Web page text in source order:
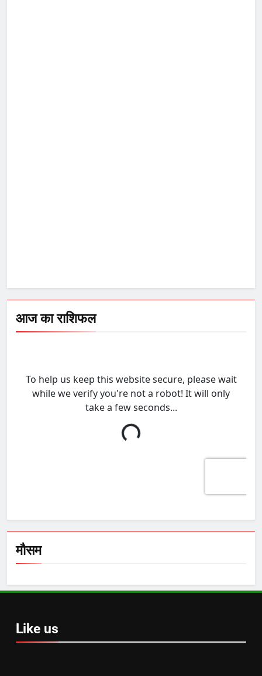
आज का राशिफल
मौसम
Like us